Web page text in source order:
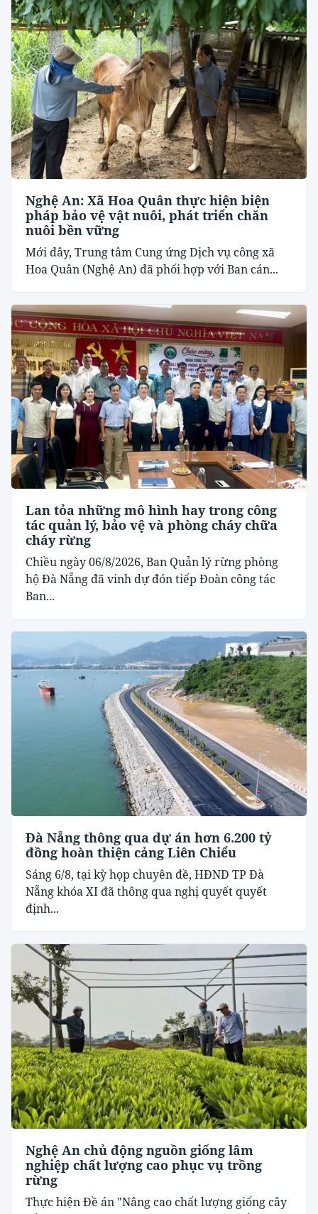
Nghệ An: Xã Hoa Quân thực hiện biện
pháp bảo vệ vật nuôi, phát triển chăn
nuôi bền vững
Mới đây, Trung tâm Cung ứng Dịch vụ công xã
Hoa Quân (Nghệ An) đã phối hợp với Ban cán...
Lan tỏa những mô hình hay trong công
tác quản lý, bảo vệ và phòng cháy chữa
cháy rừng
Chiều ngày 06/8/2026, Ban Quản lý rừng phòng
hộ Đà Nẵng đã vinh dự đón tiếp Đoàn công tác
Ban...
Đà Nẵng thông qua dự án hơn 6.200 tỷ
đồng hoàn thiện cảng Liên Chiểu
Sáng 6/8, tại kỳ họp chuyên đề, HĐND TP Đà
Nẵng khóa XI đã thông qua nghị quyết quyết
định...
Nghệ An chủ động nguồn giống lâm
nghiệp chất lượng cao phục vụ trồng
rừng
Thực hiện Đề án "Nâng cao chất lượng giống cây